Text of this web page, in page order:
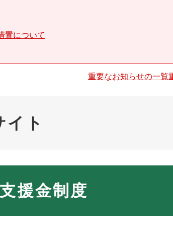
置について
重要なお知らせの一覧
イト
援金制度